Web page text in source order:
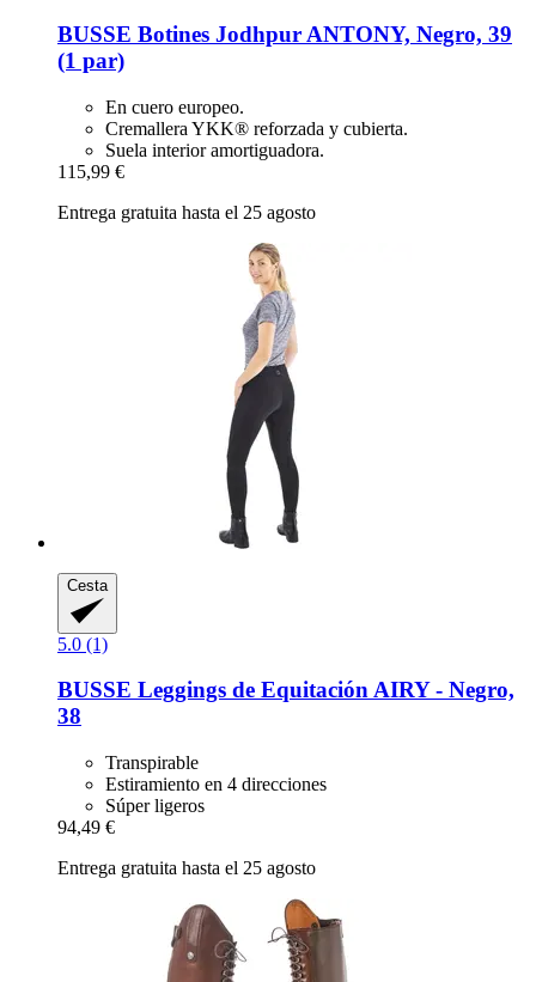
BUSSE Botines Jodhpur ANTONY, Negro, 39
(1 par)
En cuero europeo.
Cremallera YKK® reforzada y cubierta.
Suela interior amortiguadora.
115,99 €
Entrega gratuita hasta el 25 agosto
Cesta
5.0 (1)
BUSSE Leggings de Equitación AIRY -​ Negro,
38
Transpirable
Estiramiento en 4 direcciones
Súper ligeros
94,49 €
Entrega gratuita hasta el 25 agosto